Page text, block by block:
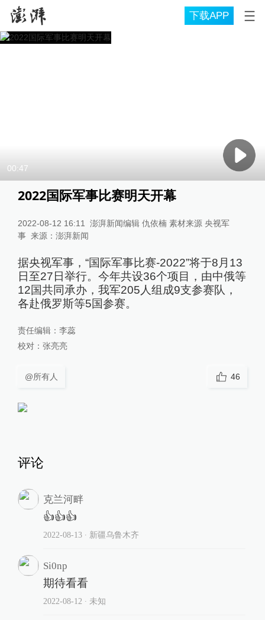
下载APP
00:47
2022国际军事比赛明天开幕
2022-08-12 16:11
澎湃新闻编辑 仇依楠 素材来源 央视军
事 来源： 澎湃新闻
据央视军事，“国际军事比赛-2022”将于8月13
日至27日举行。今年共设36个项目，由中俄等
12国共同承办，我军205人组成9支参赛队，
各赴俄罗斯等5国参赛。
责任编辑： 李蕊
校对： 张亮亮
@所有人 46
评论
克兰河畔
👍👍👍
2022-08-13∙ 新疆乌鲁木齐
Si0np
期待看看
2022-08-12 ∙ 未知